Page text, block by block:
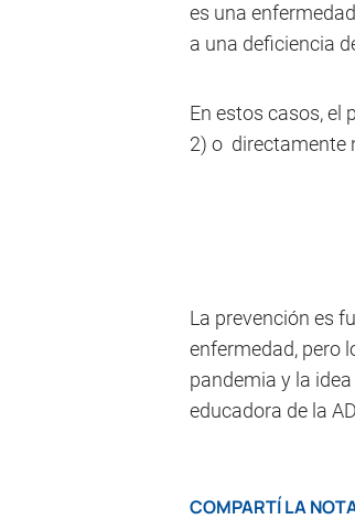
es una
a una deficiencia
En estos casos,
2) o directamente
La prevención es
enfermedad, pero
pandemia y la
educadora de la
COMPARTÍ LA